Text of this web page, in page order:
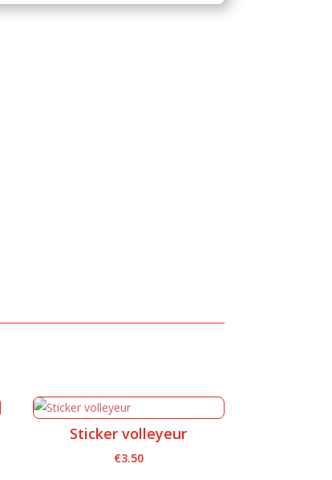
Sticker volleyeur
€3.50